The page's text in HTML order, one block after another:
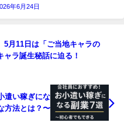
年6月24日
5月11日は「ご当地キャラの
ャラ誕生秘話に迫る！
遣い稼ぎにな
方法とは？〜